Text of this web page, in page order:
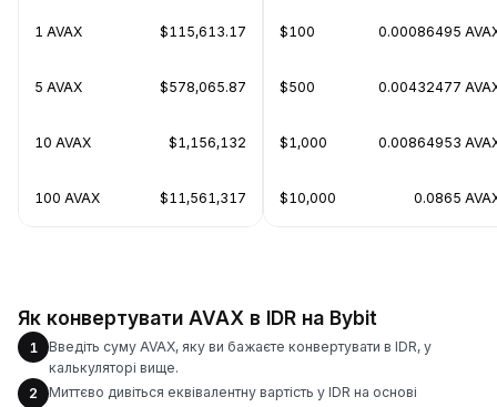
1 AVAX $115,613.17
5 AVAX $578,065.87
10 AVAX $1,156,132
100 AVAX $11,561,317
$100 0.00086495
$500 0.00432477
$1,000 0.00864953
$10,000 0.0865
Як конвертувати AVAX в IDR на Bybit
1
Введіть суму AVAX, яку ви бажаєте конвертувати в IDR, у
калькуляторі вище.
2
Миттєво дивіться еквівалентну вартість у IDR на основі